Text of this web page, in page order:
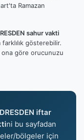
Ramazan
sahur vakti
gösterebilir.
ona göre orucunuzu
DRESDEN iftar
ni bu sayfadan
bölgeler için